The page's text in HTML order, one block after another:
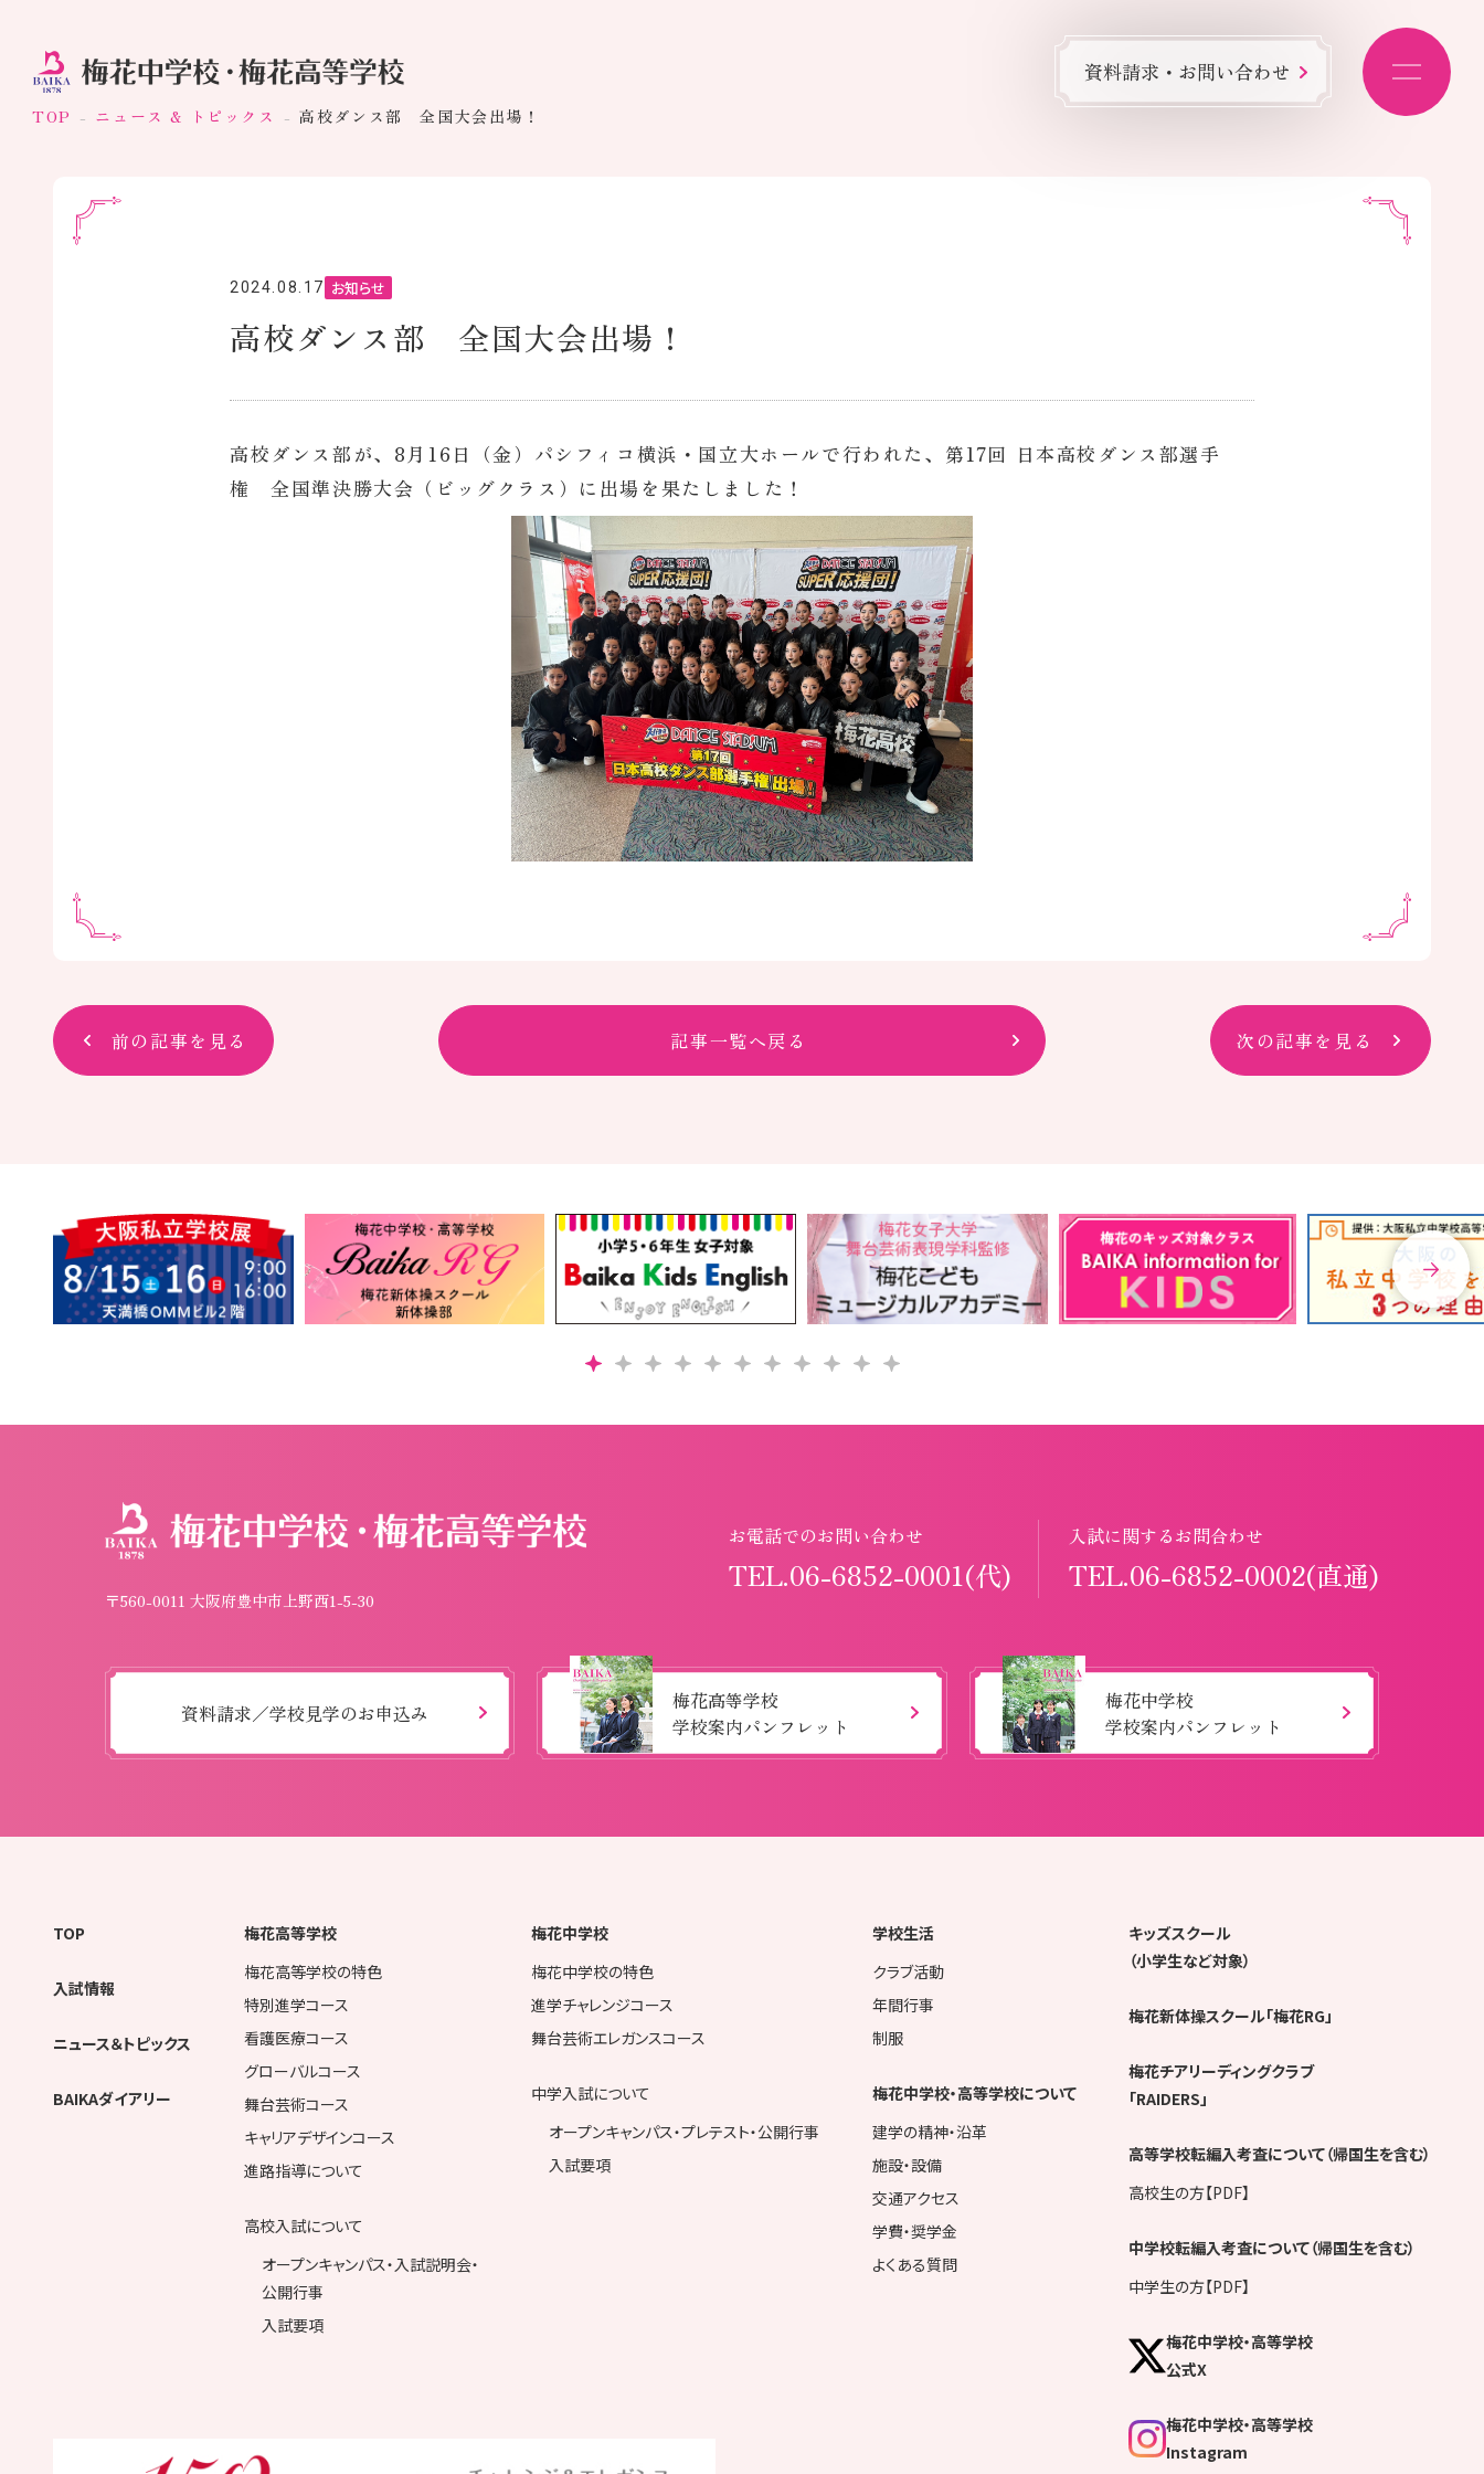
資料請求・お問い合わせ
TOP ニュース & トピックス 高校ダンス部 全国大会出場！
2024.08.17 お知らせ
高校ダンス部 全国大会出場！
高校ダンス部が、8月16日（金）パシフィコ横浜・国立大ホールで行われた、第17回 日本高校ダンス部選手
権 全国準決勝大会（ビッグクラス）に出場を果たしました！
前の記事を見る 次の記事を見る
記事一覧へ戻る
〒560-0011 大阪府豊中市上野西1-5-30
お電話でのお問い合わせ
TEL.06-6852-0001(代)
入試に関するお問合わせ
TEL.06-6852-0002(直通)
資料請求／学校見学のお申込み
梅花高等学校
学校案内パンフレット
梅花中学校
学校案内パンフレット
TOP
入試情報
ニュース＆トピックス
BAIKAダイアリー
梅花高等学校
梅花高等学校の特色
特別進学コース
看護医療コース
グローバルコース
舞台芸術コース
キャリアデザインコース
進路指導について
高校入試について
オープンキャンパス・入試説明会・
公開行事
入試要項
梅花中学校
梅花中学校の特色
進学チャレンジコース
舞台芸術エレガンスコース
中学入試について
オープンキャンパス・プレテスト・公開行事
入試要項
学校生活
クラブ活動
年間行事
制服
梅花中学校・高等学校について
建学の精神・沿革
施設・設備
交通アクセス
学費・奨学金
よくある質問
キッズスクール
（小学生など対象）
梅花新体操スクール「梅花RG」
梅花チアリーディングクラブ
「RAIDERS」
高等学校転編入考査について（帰国生を含む）
高校生の方【PDF】
中学校転編入考査について（帰国生を含む）
中学生の方【PDF】
梅花中学校・高等学校
公式X
梅花中学校・高等学校
Instagram